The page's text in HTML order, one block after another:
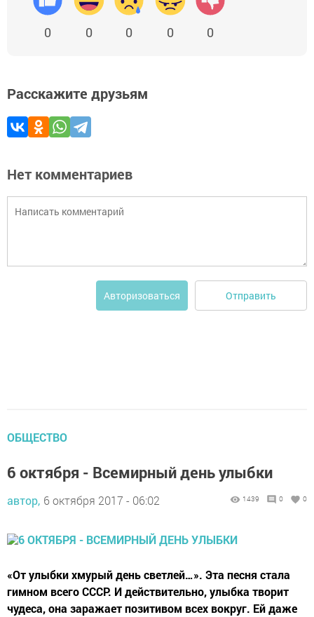
0 0 0 0 0
Расскажите друзьям
Нет комментариев
Авторизоваться Отправить
ОБЩЕСТВО
6 октября - Всемирный день улыбки
автор, 6 октября 2017 - 06:02 1439 0 0
«От улыбки хмурый день светлей…». Эта песня стала
гимном всего СССР. И действительно, улыбка творит
чудеса, она заражает позитивом всех вокруг. Ей даже